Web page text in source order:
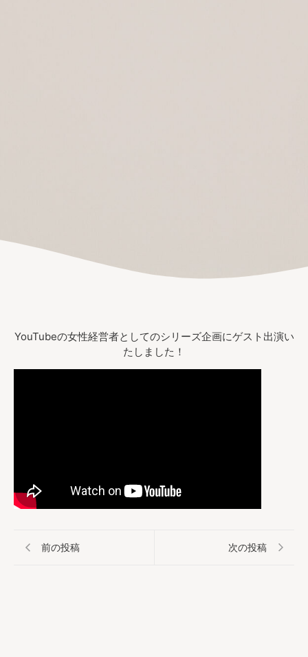
YouTubeの女性経営者としてのシリーズ企画にゲスト出演い
たしました！
前の投稿 次の投稿